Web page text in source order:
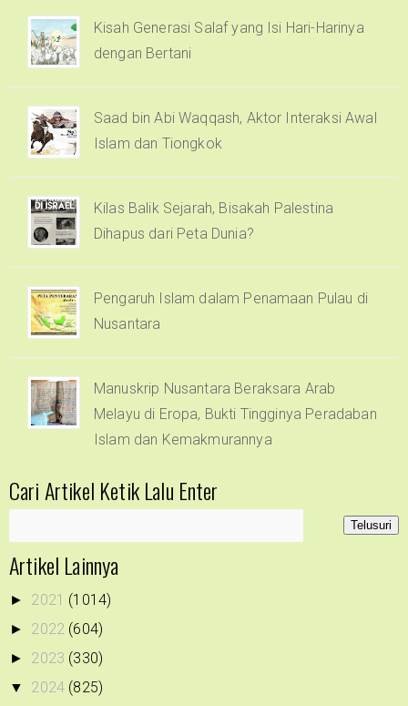
Kisah Generasi Salaf yang Isi Hari-Harinya
dengan Bertani
Saad bin Abi Waqqash, Aktor Interaksi Awal
Islam dan Tiongkok
Kilas Balik Sejarah, Bisakah Palestina
Dihapus dari Peta Dunia?
Pengaruh Islam dalam Penamaan Pulau di
Nusantara
Manuskrip Nusantara Beraksara Arab
Melayu di Eropa, Bukti Tingginya Peradaban
Islam dan Kemakmurannya
Cari Artikel Ketik Lalu Enter
Artikel Lainnya
► 2021 (1014)
► 2022 (604)
► 2023 (330)
▼ 2024 (825)